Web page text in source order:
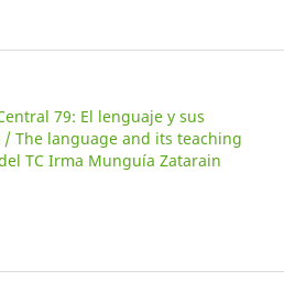
79: El lenguaje y sus
The language and its teaching
TC Irma Munguía Zatarain